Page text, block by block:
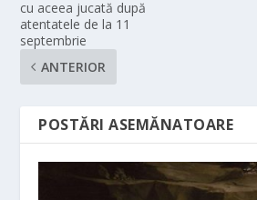
cu aceea jucată după
atentatele de la 11
septembrie
ANTERIOR
POSTĂRI ASEMĂNATOARE